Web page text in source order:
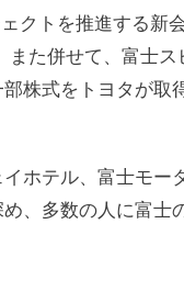
クトを推進する新
た併せて、富士
株式をトヨタが取
ホテル、富士モー
、多数の人に富士